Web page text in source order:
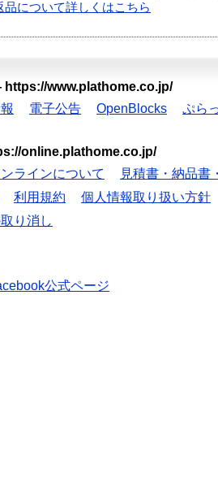
品について詳しくはこちら
https://www.plathome.co.jp/
電子公告 OpenBlocks ぷら
online.plathome.co.jp/
ラインについて 見積書・納品書
利用規約 個人情報取り扱い方針
り消し
公式ページ